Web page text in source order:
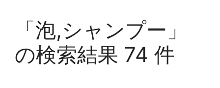
「泡,シャンプー」
の検索結果 74 件